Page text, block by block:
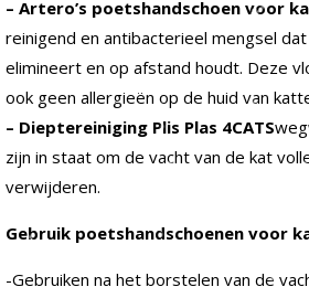
– Artero’s poetshandschoen voor
reinigend en antibacterieel mengsel
elimineert en op afstand houdt. Deze
ook geen allergieën op de huid van
– Dieptereiniging Plis Plas 4CATS
zijn in staat om de vacht van de kat
verwijderen.
Gebruik poetshandschoenen voor
-Gebruiken na het borstelen van de